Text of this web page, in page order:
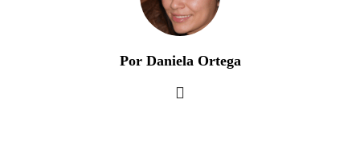
Por Daniela Ortega